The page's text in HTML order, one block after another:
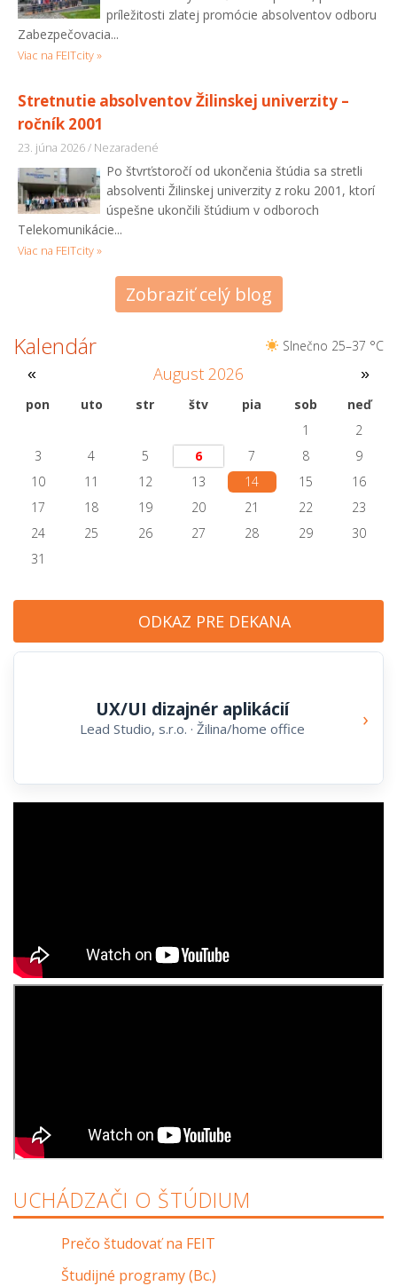
príležitosti zlatej promócie absolventov odboru
Zabezpečovacia...
Viac na FEITcity »
Stretnutie absolventov Žilinskej univerzity –
ročník 2001
23. júna 2026 / Nezaradené
Po štvrťstoročí od ukončenia štúdia sa stretli
absolventi Žilinskej univerzity z roku 2001, ktorí
úspešne ukončili štúdium v odboroch
Telekomunikácie...
Viac na FEITcity »
Zobraziť celý blog
Kalendár Slnečno 25–37 °C
« August 2026 »
pon uto str štv pia sob
neď
1
2
3
4 5 6 7 8
9
10
11 12 13 14 15
16
17
18 19 20 21 22
23
24
25 26 27 28 29
30
31
ODKAZ PRE DEKANA
UX/UI dizajnér aplikácií
Lead Studio, s.r.o. · Žilina/home office ›
UCHÁDZAČI O ŠTÚDIUM
Prečo študovať na FEIT
Študijné programy (Bc.)